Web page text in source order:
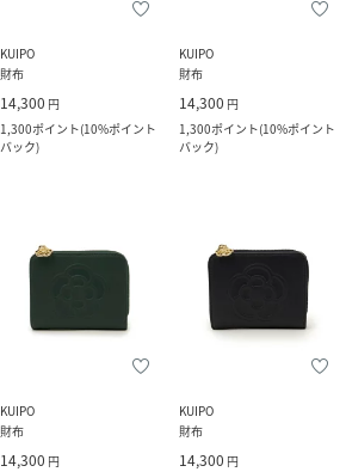
KUIPO
財布
14,300 円
1,300ポイント(10%ポイント
バック)
KUIPO
財布
14,300 円
1,300ポイント(10%ポイント
バック)
KUIPO
財布
14,300 円
KUIPO
財布
14,300 円